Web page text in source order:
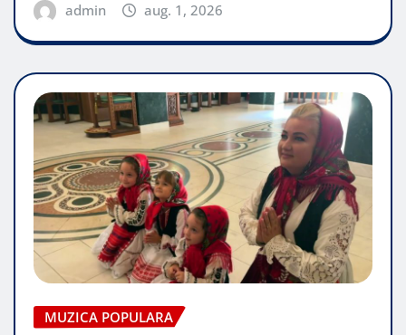
admin aug. 1, 2026
MUZICA POPULARA